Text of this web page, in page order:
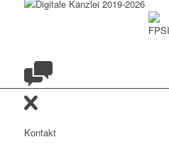
Kontakt